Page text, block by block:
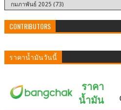
CONTRIBUTORS
ราคาน้ำมันวันนี้